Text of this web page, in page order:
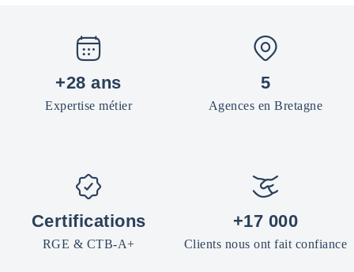
+28 ans
Expertise métier
5
Agences en Bretagne
Certifications
RGE & CTB-A+
+17 000
Clients nous ont fait confiance